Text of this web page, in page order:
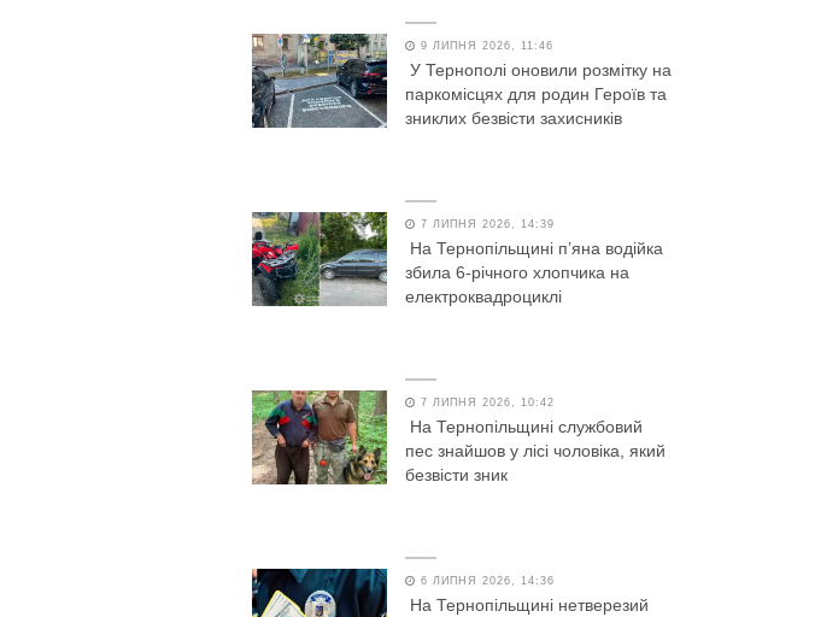
9 ЛИПНЯ 2026, 11:46
У Тернополі оновили розмітку на
паркомісцях для родин Героїв та
зниклих безвісти захисників
7 ЛИПНЯ 2026, 14:39
На Тернопільщині п’яна водійка
збила 6-річного хлопчика на
електроквадроциклі
7 ЛИПНЯ 2026, 10:42
На Тернопільщині службовий
пес знайшов у лісі чоловіка, який
безвісти зник
6 ЛИПНЯ 2026, 14:36
На Тернопільщині нетверезий